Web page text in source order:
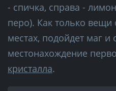
- спичка, справа -
перо). Как только вещи
местах, подойдет маг и
местонахождение
кристалла.